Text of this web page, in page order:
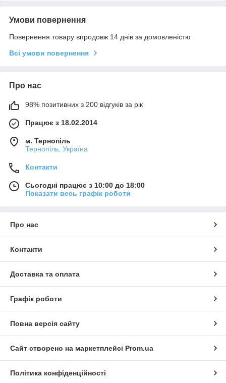
Умови повернення
Повернення товару впродовж 14 днів за домовленістю
Всі умови повернення
Про нас
98% позитивних з 200 відгуків за рік
Працює з 18.02.2014
м. Тернопіль
Тернопіль, Україна
Контакти
Сьогодні працює з 10:00 до 18:00
Показати весь графік роботи
Про нас
Контакти
Доставка та оплата
Графік роботи
Повна версія сайту
Сайт створено на маркетплейсі Prom.ua
Політика конфіденційності